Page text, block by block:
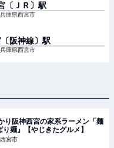
〔ＪＲ〕 駅
兵庫県西宮市
阪神線〕 駅
兵庫県西宮市
り阪神西宮の家系ラーメン「麺
麺』【やじきたグルメ】
宮市